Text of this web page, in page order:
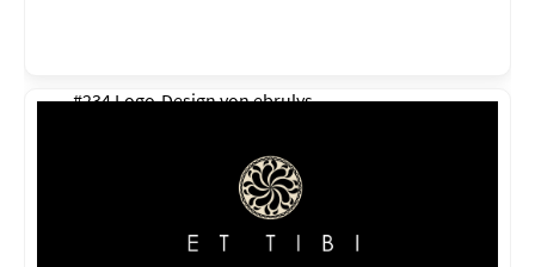
#234 Logo-Design vonebrulys